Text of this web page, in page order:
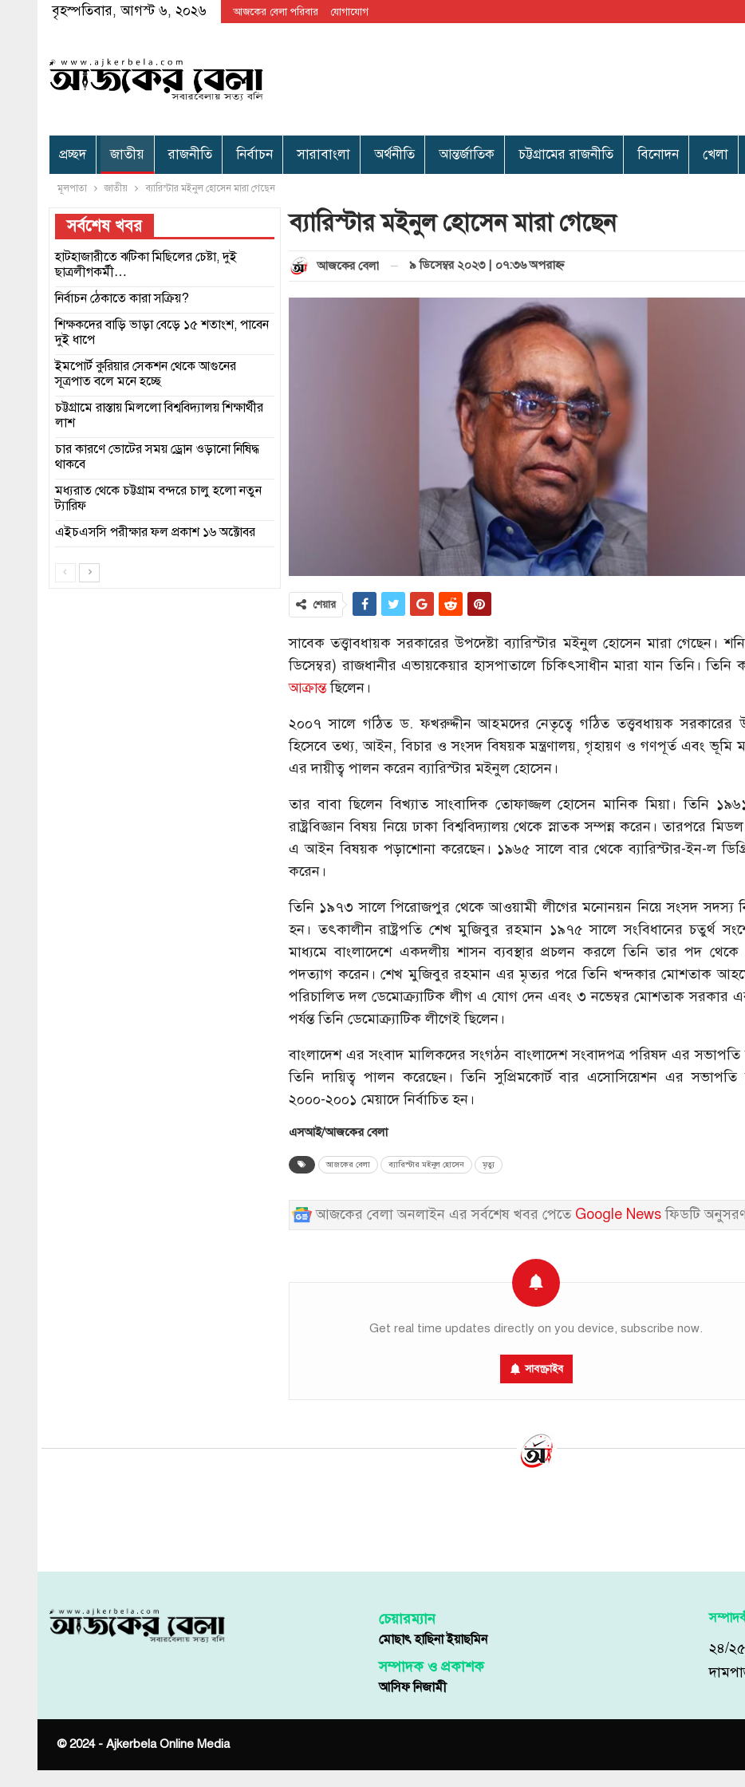
বৃহস্পতিবার, আগস্ট ৬, ২০২৬ আজকের বেলা পরিবার যোগাযোগ
প্রচ্ছদ জাতীয় রাজনীতি নির্বাচন সারাবাংলা অর্থনীতি আন্তর্জাতিক চট্টগ্রামের রাজনীতি বিনোদন খেলা
মূলপাতা জাতীয় ব্যারিস্টার মইনুল হোসেন মারা গেছেন
ব্যারিস্টার মইনুল হোসেন মারা গেছেন
আজকের বেলা ৯ ডিসেম্বর ২০২৩ | ০৭:৩৬ অপরাহ্ণ
শেয়ার
সাবেক তত্ত্বাবধায়ক সরকারের উপদেষ্টা ব্যারিস্টার মইনুল হোসেন মারা গেছেন।
ডিসেম্বর) রাজধানীর এভায়কেয়ার হাসপাতালে চিকিৎসাধীন মারা যান তিনি। তিনি
আক্রান্তছিলেন।
২০০৭ সালে গঠিত ড. ফখরুদ্দীন আহমদের নেতৃত্বে গঠিত তত্ত্ববধায়ক সরকারের
হিসেবে তথ্য, আইন, বিচার ও সংসদ বিষয়ক মন্ত্রণালয়, গৃহায়ণ ও গণপূর্ত এবং ভূমি
এর দায়ীত্ব পালন করেন ব্যারিস্টার মইনুল হোসেন।
তার বাবা ছিলেন বিখ্যাত সাংবাদিক তোফাজ্জল হোসেন মানিক মিয়া। তিনি
রাষ্ট্রবিজ্ঞান বিষয় নিয়ে ঢাকা বিশ্ববিদ্যালয় থেকে স্নাতক সম্পন্ন করেন। তারপরে
এ আইন বিষয়ক পড়াশোনা করেছেন। ১৯৬৫ সালে বার থেকে ব্যারিস্টার-ইন-ল
করেন।
তিনি ১৯৭৩ সালে পিরোজপুর থেকে আওয়ামী লীগের মনোনয়ন নিয়ে সংসদ সদস্য
হন। তৎকালীন রাষ্ট্রপতি শেখ মুজিবুর রহমান ১৯৭৫ সালে সংবিধানের চতুর্থ
মাধ্যমে বাংলাদেশে একদলীয় শাসন ব্যবস্থার প্রচলন করলে তিনি তার পদ থেকে
পদত্যাগ করেন। শেখ মুজিবুর রহমান এর মৃত্যর পরে তিনি খন্দকার মোশতাক
পরিচালিত দল ডেমোক্র্যাটিক লীগ এ যোগ দেন এবং ৩ নভেম্বর মোশতাক সরকার
পর্যন্ত তিনি ডেমোক্র্যাটিক লীগেই ছিলেন।
বাংলাদেশ এর সংবাদ মালিকদের সংগঠন বাংলাদেশ সংবাদপত্র পরিষদ এর সভাপতি
তিনি দায়িত্ব পালন করেছেন। তিনি সুপ্রিমকোর্ট বার এসোসিয়েশন এর সভাপতি
২০০০-২০০১ মেয়াদে নির্বাচিত হন।
এসআই/আজকের বেলা
আজকের বেলা ব্যারিস্টার মইনুল হোসেন মৃত্যু
আজকের বেলা অনলাইন এর সর্বশেষ খবর পেতে Google Newsফিডটি
Get real time updates directly on you device, subscribe now.
সাবস্ক্রাইব
সর্বশেষ খবর
হাটহাজারীতে ঝটিকা মিছিলের চেষ্টা, দুই
ছাত্রলীগকর্মী…
নির্বাচন ঠেকাতে কারা সক্রিয়?
শিক্ষকদের বাড়ি ভাড়া বেড়ে ১৫ শতাংশ, পাবেন
দুই ধাপে
ইমপোর্ট কুরিয়ার সেকশন থেকে আগুনের
সূত্রপাত বলে মনে হচ্ছে
চট্টগ্রামে রাস্তায় মিললো বিশ্ববিদ্যালয় শিক্ষার্থীর
লাশ
চার কারণে ভোটের সময় ড্রোন ওড়ানো নিষিদ্ধ
থাকবে
মধ্যরাত থেকে চট্টগ্রাম বন্দরে চালু হলো নতুন
ট্যারিফ
এইচএসসি পরীক্ষার ফল প্রকাশ ১৬ অক্টোবর
ছাত্রলীগকর্মী…
শিক্ষকদের বাড়ি ভাড়া বেড়ে ১৫ শতাংশ, পাবেন
দুই ধাপে
লাশ
চার কারণে ভোটের সময় ড্রোন ওড়ানো নিষিদ্ধ